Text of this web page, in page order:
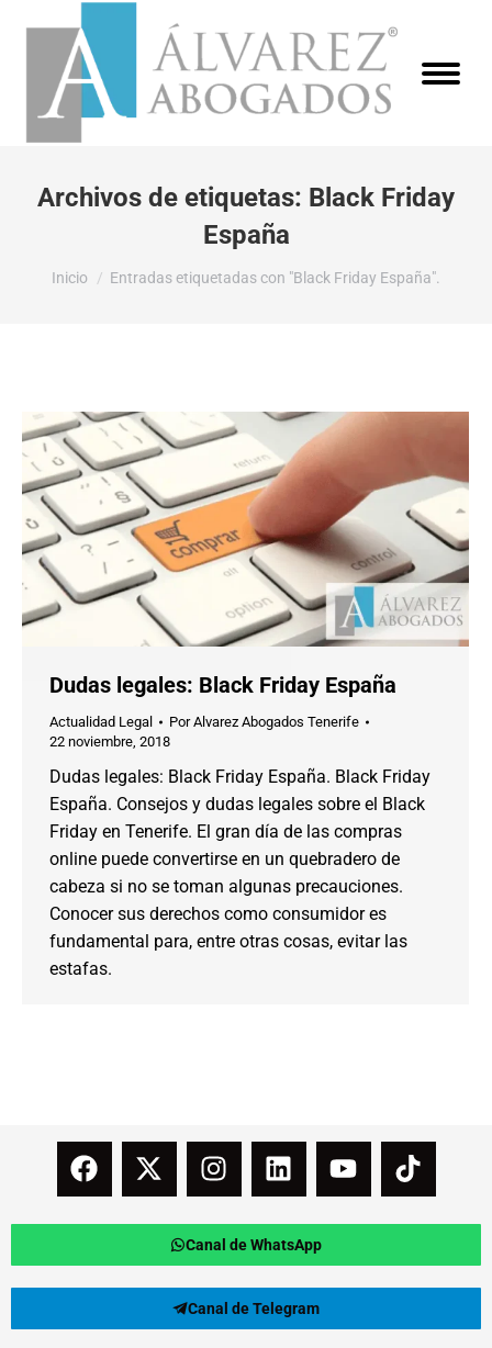
Archivos de etiquetas: Black Friday
España
Estás aquí:
Inicio Entradas etiquetadas con "Black Friday España".
Dudas legales: Black Friday España
Actualidad Legal PorAlvarez Abogados Tenerife
22 noviembre, 2018
Dudas legales: Black Friday España. Black Friday
España. Consejos y dudas legales sobre el Black
Friday en Tenerife. El gran día de las compras
online puede convertirse en un quebradero de
cabeza si no se toman algunas precauciones.
Conocer sus derechos como consumidor es
fundamental para, entre otras cosas, evitar las
estafas.
Canal de WhatsApp
Canal de Telegram